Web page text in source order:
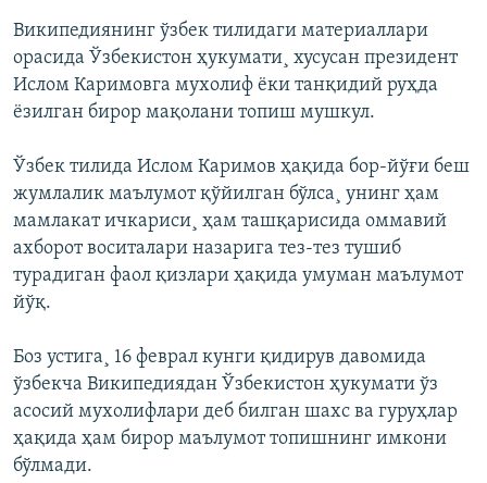
Википедиянинг ўзбек тилидаги материаллари
орасида Ўзбекистон ҳукумати¸ хусусан президент
Ислом Каримовга мухолиф ëки танқидий руҳда
ëзилган бирор мақолани топиш мушкул.
Ўзбек тилида Ислом Каримов ҳақида бор-йўғи беш
жумлалик маълумот қўйилган бўлса¸ унинг ҳам
мамлакат ичкариси¸ ҳам ташқарисида оммавий
ахборот воситалари назарига тез-тез тушиб
турадиган фаол қизлари ҳақида умуман маълумот
йўқ.
Боз устига¸ 16 феврал кунги қидирув давомида
ўзбекча Википедиядан Ўзбекистон ҳукумати ўз
асосий мухолифлари деб билган шахс ва гуруҳлар
ҳақида ҳам бирор маълумот топишнинг имкони
бўлмади.